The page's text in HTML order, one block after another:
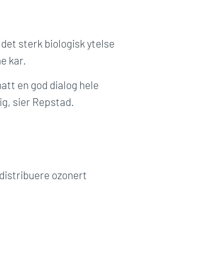
sterk biologisk ytelse
kar.
en god dialog hele
sier Repstad.
ozonert